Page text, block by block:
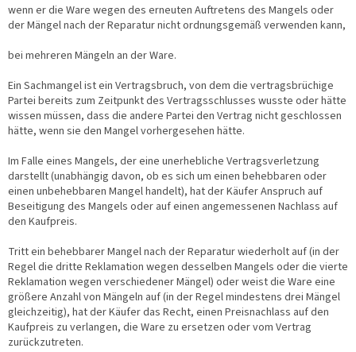
wenn er die Ware wegen des erneuten Auftretens des Mangels oder
der Mängel nach der Reparatur nicht ordnungsgemäß verwenden kann,
bei mehreren Mängeln an der Ware.
Ein Sachmangel ist ein Vertragsbruch, von dem die vertragsbrüchige
Partei bereits zum Zeitpunkt des Vertragsschlusses wusste oder hätte
wissen müssen, dass die andere Partei den Vertrag nicht geschlossen
hätte, wenn sie den Mangel vorhergesehen hätte.
Im Falle eines Mangels, der eine unerhebliche Vertragsverletzung
darstellt (unabhängig davon, ob es sich um einen behebbaren oder
einen unbehebbaren Mangel handelt), hat der Käufer Anspruch auf
Beseitigung des Mangels oder auf einen angemessenen Nachlass auf
den Kaufpreis.
Tritt ein behebbarer Mangel nach der Reparatur wiederholt auf (in der
Regel die dritte Reklamation wegen desselben Mangels oder die vierte
Reklamation wegen verschiedener Mängel) oder weist die Ware eine
größere Anzahl von Mängeln auf (in der Regel mindestens drei Mängel
gleichzeitig), hat der Käufer das Recht, einen Preisnachlass auf den
Kaufpreis zu verlangen, die Ware zu ersetzen oder vom Vertrag
zurückzutreten.